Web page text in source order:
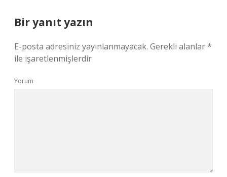
Bir yanıt yazın
E-posta adresiniz yayınlanmayacak. Gerekli alanlar*
ile işaretlenmişlerdir
Yorum